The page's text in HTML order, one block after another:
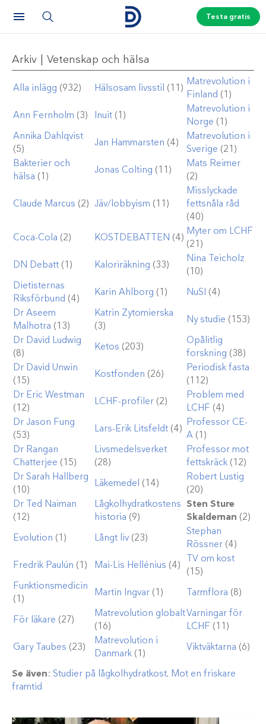
Testa gratis
Arkiv | Vetenskap och hälsa
Alla inlägg (932) Hälsosam livsstil (11)
Matrevolution i
Finland (1)
Ann Fernholm (3) Inuit (1)
Matrevolution i
Norge (1)
Annika Dahlqvist
(5)
Jan Hammarsten (4)
Matrevolution i
Sverige (21)
Bakterier och
hälsa (1)
Jonas Colting (11)
Mats Reimer
(2)
Claude Marcus (2) Jäv/lobbyism (11)
Misslyckade
fettsnåla råd
(40)
Coca-Cola (2) KOSTDEBATTEN (4)
Myter om LCHF
(21)
DN Debatt (1) Kaloriräkning (33)
Nina Teicholz
(10)
Dietisternas
Riksförbund (4)
Karin Ahlborg (1) NuSI (4)
Dr Aseem
Malhotra (13)
Katrin Zytomierska
(3)
Ny studie (153)
Dr David Ludwig
(8)
Ketos (203)
Opålitlig
forskning (38)
Dr David Unwin
(15)
Kostfonden (26)
Periodisk fasta
(112)
Dr Eric Westman
(12)
LCHF-profiler (2)
Problem med
LCHF (4)
Dr Jason Fung
(53)
Lars-Erik Litsfeldt (4)
Professor CE-
A (1)
Dr Rangan
Chatterjee (15)
Livsmedelsverket
(28)
Professor mot
fettskräck (12)
Dr Sarah Hallberg
(10)
Läkemedel (14)
Robert Lustig
(20)
Dr Ted Naiman
(12)
Lågkolhydratkostens
historia (9)
Sten Sture
Skaldeman (2)
Evolution (1) Långt liv (23)
Stephan
Rössner (4)
Fredrik Paulún (1) Mai-Lis Hellénius (4)
TV om kost
(15)
Funktionsmedicin
(1)
Martin Ingvar (1) Tarmflora (8)
För läkare (27)
Matrevolution globalt
(16)
Varningar för
LCHF (11)
Gary Taubes (23)
Matrevolution i
Danmark (1)
Viktväktarna (6)
Se även: Studier på lågkolhydratkost, Mot en friskare
framtid